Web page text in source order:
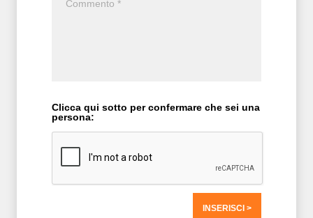
Clicca qui sotto per confermare che sei una
persona: